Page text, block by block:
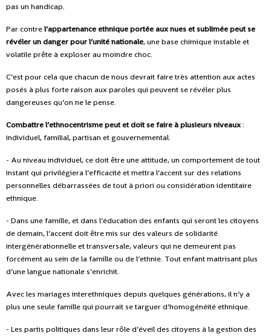
pas un handicap.
Par contrel’appartenance ethnique portée aux nues et sublimée peut se
révéler un danger pour l’unité nationale, une base chimique instable et
volatile prête à exploser au moindre choc.
C’est pour cela que chacun de nous devrait faire très attention aux actes
posés à plus forte raison aux paroles qui peuvent se révéler plus
dangereuses qu’on ne le pense.
Combattre l’ethnocentrisme peut et doit se faire à plusieurs niveaux:
individuel, familial, partisan et gouvernemental.
- Au niveau individuel, ce doit être une attitude, un comportement de tout
instant qui privilégiera l’efficacité et mettra l’accent sur des relations
personnelles débarrassées de tout à priori ou considération identitaire
ethnique.
- Dans une famille, et dans l’éducation des enfants qui seront les citoyens
de demain, l’accent doit être mis sur des valeurs de solidarité
intergénérationnelle et transversale, valeurs qui ne demeurent pas
forcément au sein de la famille ou de l’ethnie. Tout enfant maitrisant plus
d’une langue nationale s’enrichit.
Avec les mariages interethniques depuis quelques générations, il n’y a
plus une seule famille qui pourrait se targuer d’homogénéité ethnique.
- Les partis politiques dans leur rôle d’éveil des citoyens à la gestion des